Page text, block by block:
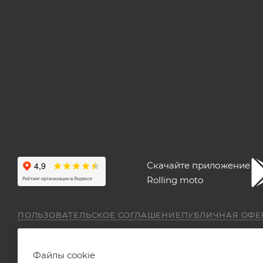
Скачайте приложение
Rolling moto
ПОЛЬЗОВАТЕЛЬСКОЕ СОГЛАШЕНИЕПУБЛИЧНАЯ
Файлы cookie